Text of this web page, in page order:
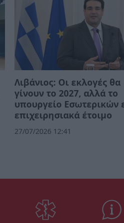
Λιβάνιος: Οι εκλογές θα
γίνουν το 2027, αλλά το
υπουργείο Εσωτερικών
επιχειρησιακά έτοιμο
27/07/2026 12:41